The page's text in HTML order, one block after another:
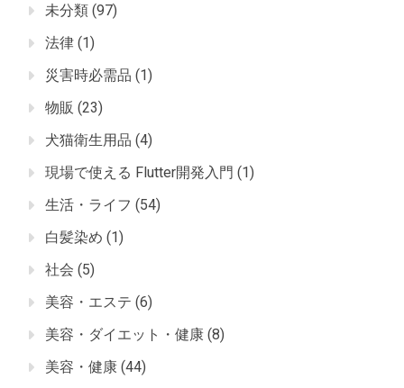
未分類 (97)
法律 (1)
災害時必需品 (1)
物販 (23)
犬猫衛生用品 (4)
現場で使える Flutter開発入門 (1)
生活・ライフ (54)
白髪染め (1)
社会 (5)
美容・エステ (6)
美容・ダイエット・健康 (8)
美容・健康 (44)